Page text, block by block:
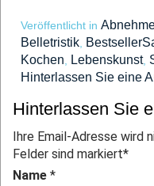
Veröffentlicht in
Belletristik
Kochen Lebenskunst,
Hinterlassen Sie eine
Hinterlassen Sie
Ihre Email-Adresse
Felder sind markiert*
Name *